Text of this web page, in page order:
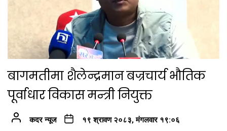
बागमतीमा शैलेन्द्रमान बज्रचार्य भौतिक
पूर्वाधार विकास मन्त्री नियुक्त
कदर न्यूज १९ श्रावण २०८३, मंगलवार १९:०६